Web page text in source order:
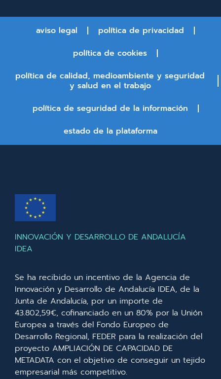
aviso legal
política de privacidad
política de cookies
política de calidad, medioambiente y seguridad
y salud en el trabajo
política de seguridad de la información
estado de la plataforma
INNOVACIÓN Y DESARROLLO DE ANDALUCÍA
IDEA
Se ha recibido un incentivo de la Agencia de
Innovación y Desarrollo de Andalucía IDEA, de la
Junta de Andalucía, por un importe de
43.802,59€, cofinanciado en un 80% por la Unión
Europea a través del Fondo Europeo de
Desarrollo Regional, FEDER para la realización del
proyecto AMPLIACIÓN DE CAPACIDAD DE
METADATA con el objetivo de conseguir un tejido
empresarial más competitivo.